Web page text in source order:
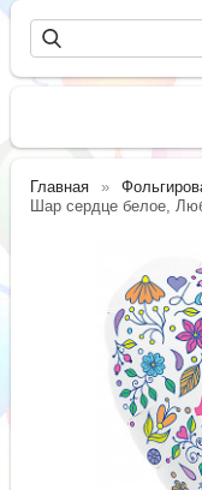
Главная
Шар сердце белое,